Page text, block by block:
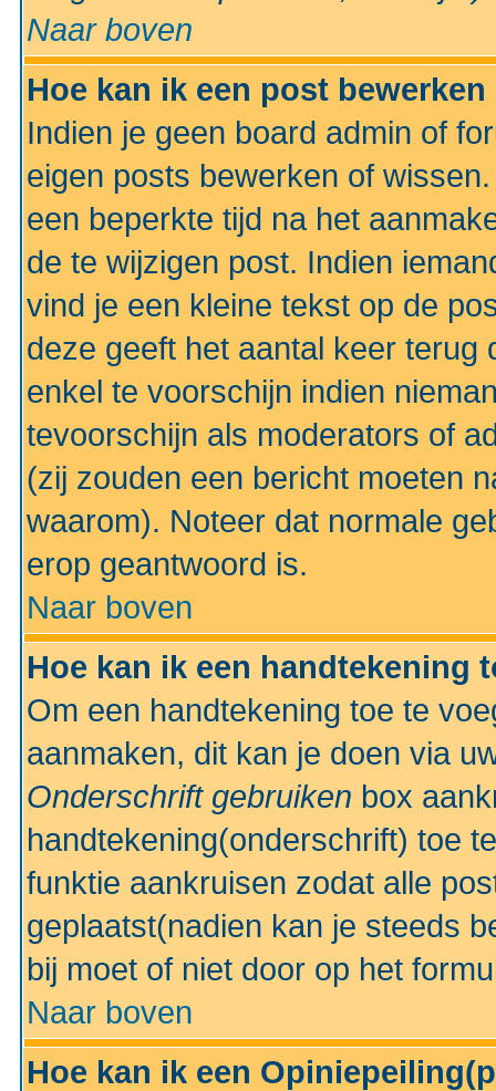
Naar boven
Hoe kan ik een post
Indien je geen board admin of
eigen posts bewerken of
een beperkte tijd na het
de te wijzigen post. Indien
vind je een kleine tekst op de
deze geeft het aantal keer terug
enkel te voorschijn indien
tevoorschijn als moderators of
(zij zouden een bericht moeten
waarom). Noteer dat normale
erop geantwoord is.
Naar boven
Hoe kan ik een handtekening
Om een handtekening toe te
aanmaken, dit kan je doen via
Onderschrift gebruiken box
handtekening(onderschrift) toe
funktie aankruisen zodat alle
geplaatst(nadien kan je steeds
bij moet of niet door op het
Naar boven
Hoe kan ik een